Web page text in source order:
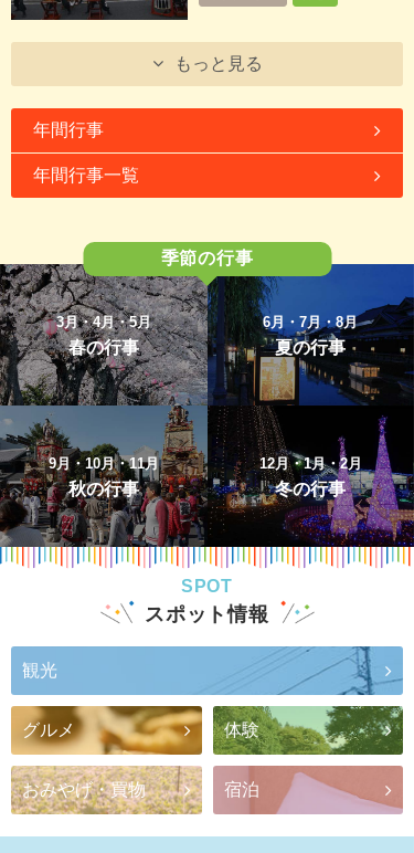
もっと見る
年間行事
年間行事一覧
季節の行事
3月・4月・5月
春の行事
6月・7月・8月
夏の行事
9月・10月・11月
秋の行事
12月・1月・2月
冬の行事
SPOT
スポット情報
観光
グルメ 体験
おみやげ・買物 宿泊